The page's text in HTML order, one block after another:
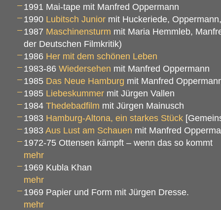
1991 Mai-tape mit Manfred Oppermann
1990 Lubitsch Junior mit Huckeriede,
1987 Maschinensturm mit Maria Hemmleb,
der Deutschen Filmkritik)
1986 Her mit dem schönen Leben
1983-86Wiedersehen mit Manfred Oppermann
1985 Das Neue Hamburg mit Manfred
1985 Liebeskummer mit Jürgen Vallen
1984Thedebadfilm mit Jürgen Mainusch
1983 Hamburg-Altona, ein starkes Stück
1983Aus Lust am Schauen mit Manfred
1972-75 Ottensen kämpft – wenn das so kommt
mehr
1969 Kubla Khan
mehr
1969 Papier und Form mit Jürgen Dresse.
mehr